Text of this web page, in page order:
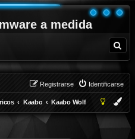
a medida
u
Identificarse
Registrarse
Kaabo Kaabo Wolf